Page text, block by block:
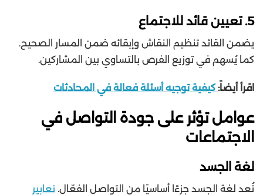
5. تعيين قائد للاجتماع
يضمن القائد تنظيم النقاش وإبقائه ضمن المسار الصحيح.
كما يُسهم في توزيع الفرص بالتساوي بين المشاركين.
اقرأ أيضاً:كيفية توجيه أسئلة فعالة في المحادثات
عوامل تؤثر على جودة التواصل في
الاجتماعات
لغة الجسد
تُعد لغة الجسد جزءًا أساسيًا من التواصل الفعّال. تعابير